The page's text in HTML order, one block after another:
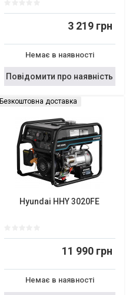
3 219 грн
Немає в наявності
Повідомити про наявність
Безкоштовна доставка
Hyundai HHY 3020FE
11 990 грн
Немає в наявності